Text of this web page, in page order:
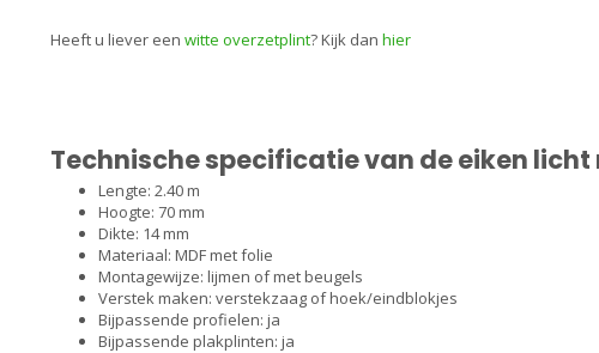
Heeft u liever een witte overzetplint? Kijk dan hier
Technische specificatie van de eiken
Lengte: 2.40 m
Hoogte: 70 mm
Dikte: 14 mm
Materiaal: MDF met folie
Montagewijze: lijmen of metbeugels
Verstek maken: verstekzaag ofhoek/eindblokjes
Bijpassende profielen: ja
Bijpassende plakplinten: ja